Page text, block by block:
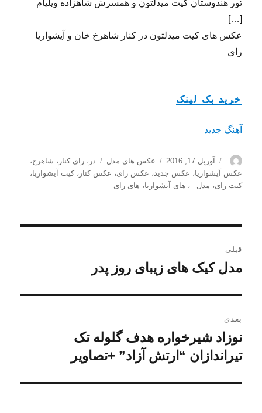
تور هندوستان کیت میدلتون و همسرش شاهزاده ویلیام
[…]
عکس های کیت میدلتون در کنار شاهرخ خان و آیشواریا
رای
خرید بک لینک
آهنگ جدید
نویسنده
ارسال
شده
در
آوریل 17, 2016 دسته‌ها
عکس های مدل برچسب‌ها
در ،رای کنار ، شاهرخ،
عکس آیشواریا، عکس جدید، عکس رای، عکس کنار ،کیت آیشواریا،
کیت رای، مدل –، های آیشواریا، های رای
نوشته
قبلی
نوشته
مدل کیک های زیبای روز پدر
بعدی
نوشته
بعدی:
نوزاد شیرخواره هدف گلوله تک
تیراندازان “ارتش آزاد” +تصاویر